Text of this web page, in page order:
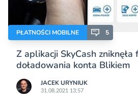
PŁATNOŚCI MOBILNE 5
Z aplikacji SkyCash zniknęła
doładowania konta Blikiem
JACEK URYNIUK
31.08.2021 13:57